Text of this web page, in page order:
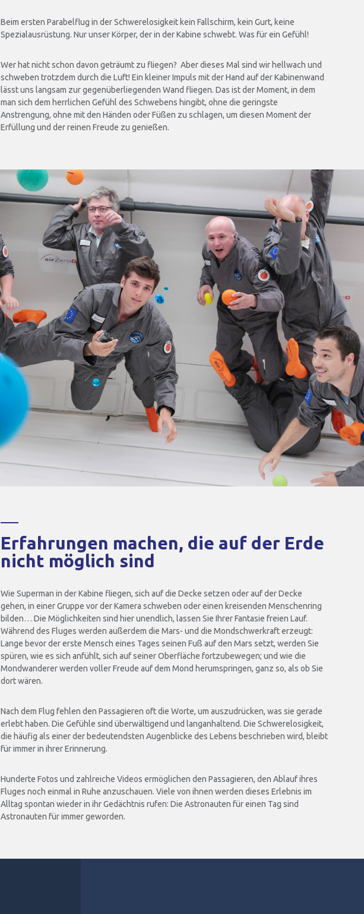
Beim ersten Parabelflug in der Schwerelosigkeit kein Fallschirm, kein Gurt, keine
Spezialausrüstung. Nur unser Körper, der in der Kabine schwebt. Was für ein Gefühl!
Wer hat nicht schon davon geträumt zu fliegen? Aber dieses Mal sind wir hellwach und
schweben trotzdem durch die Luft! Ein kleiner Impuls mit der Hand auf der Kabinenwand
lässt uns langsam zur gegenüberliegenden Wand fliegen. Das ist der Moment, in dem
man sich dem herrlichen Gefühl des Schwebens hingibt, ohne die geringste
Anstrengung, ohne mit den Händen oder Füßen zu schlagen, um diesen Moment der
Erfüllung und der reinen Freude zu genießen.
Erfahrungen machen, die auf der Erde
nicht möglich sind
Wie Superman in der Kabine fliegen, sich auf die Decke setzen oder auf der Decke
gehen, in einer Gruppe vor der Kamera schweben oder einen kreisenden Menschenring
bilden… Die Möglichkeiten sind hier unendlich, lassen Sie Ihrer Fantasie freien Lauf.
Während des Fluges werden außerdem die Mars- und die Mondschwerkraft erzeugt:
Lange bevor der erste Mensch eines Tages seinen Fuß auf den Mars setzt, werden Sie
spüren, wie es sich anfühlt, sich auf seiner Oberfläche fortzubewegen; und wie die
Mondwanderer werden voller Freude auf dem Mond herumspringen, ganz so, als ob Sie
dort wären.
Nach dem Flug fehlen den Passagieren oft die Worte, um auszudrücken, was sie gerade
erlebt haben. Die Gefühle sind überwältigend und langanhaltend. Die Schwerelosigkeit,
die häufig als einer der bedeutendsten Augenblicke des Lebens beschrieben wird, bleibt
für immer in ihrer Erinnerung.
Hunderte Fotos und zahlreiche Videos ermöglichen den Passagieren, den Ablauf ihres
Fluges noch einmal in Ruhe anzuschauen. Viele von ihnen werden dieses Erlebnis im
Alltag spontan wieder in ihr Gedächtnis rufen: Die Astronauten für einen Tag sind
Astronauten für immer geworden.